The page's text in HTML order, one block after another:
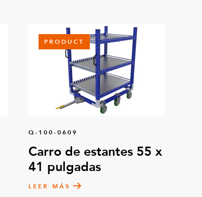
PRODUCT
Q-100-0609
Carro de estantes 55 x
41 pulgadas
LEER MÁS